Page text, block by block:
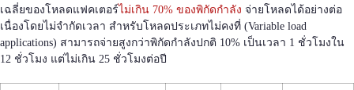
เฉลี่ยของโหลดแฟคเตอร์ไม่เกิน 70% ของพิกัดกำลัง จ่ายโหลดได้อย่างต่อ
เนื่องโดยไม่จำกัดเวลา สำหรับโหลดประเภทไม่คงที่ (Variable load
applications) สามารถจ่ายสูงกว่าพิกัดกำลังปกติ 10% เป็นเวลา 1 ชั่วโมงใน
12 ชั่วโมง แต่ไม่เกิน 25 ชั่วโมงต่อปี